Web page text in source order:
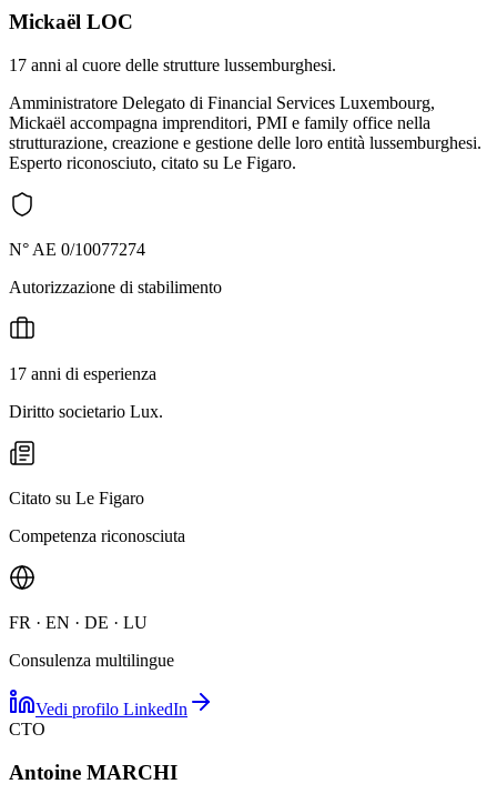
Mickaël LOC
17 anni al cuore delle strutture lussemburghesi.
Amministratore Delegato di Financial Services Luxembourg,
Mickaël accompagna imprenditori, PMI e family office nella
strutturazione, creazione e gestione delle loro entità lussemburghesi.
Esperto riconosciuto, citato su Le Figaro.
N° AE 0/10077274
Autorizzazione di stabilimento
17 anni di esperienza
Diritto societario Lux.
Citato su Le Figaro
Competenza riconosciuta
FR · EN · DE · LU
Consulenza multilingue
Vedi profilo LinkedIn
CTO
Antoine MARCHI